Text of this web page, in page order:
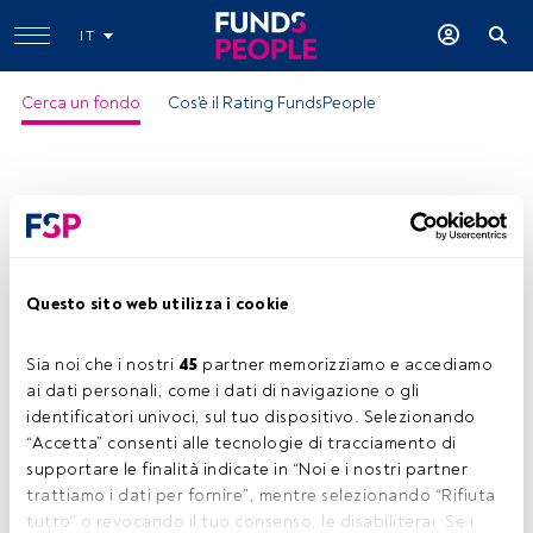
Questo sito web utilizza i cookie
Sia noi che i nostri 45 partner memorizziamo e accediamo
ai dati personali, come i dati di navigazione o gli
identificatori univoci, sul tuo dispositivo. Selezionando
“Accetta” consenti alle tecnologie di tracciamento di
supportare le finalità indicate in “Noi e i nostri partner
trattiamo i dati per fornire”, mentre selezionando “Rifiuta
tutto” o revocando il tuo consenso, le disabiliterai. Se i
IT
Cerca un fondo Cos'è il Rating FundsPeople